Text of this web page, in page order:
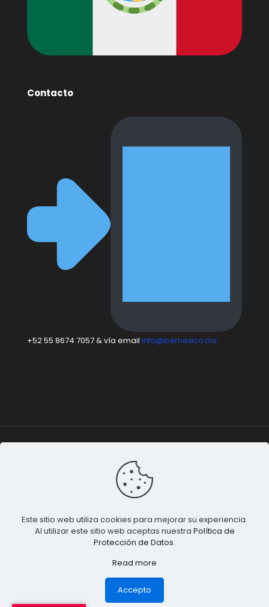
Contacto
+52 55 8674 7057 & vía email info@bemexico.mx
© 2015-2024 Todos los derechos
Terminos & Condiciones
Datos
Este sitio web utiliza cookies para mejorar su experiencia.
Al utilizar este sitio web aceptas nuestra Política de
Protección de Datos.
Read more
Accepto